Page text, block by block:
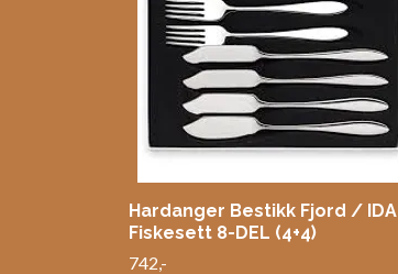
Hardanger Bestikk Fjord / IDA
Fiskesett 8-DEL (4+4)
742,-